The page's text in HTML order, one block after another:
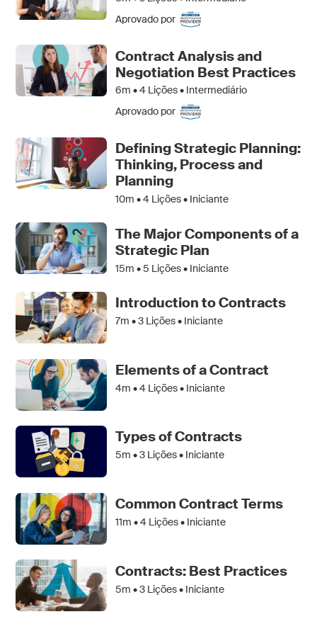
Aprovado por
Contract Analysis and
Negotiation Best Practices
6m •4 Lições • Intermediário
Aprovado por
Defining Strategic Planning:
Thinking, Process and
Planning
10m •4 Lições • Iniciante
The Major Components of a
Strategic Plan
15m •5 Lições • Iniciante
Introduction to Contracts
7m •3 Lições • Iniciante
Elements of a Contract
4m •4 Lições • Iniciante
Types of Contracts
5m •3 Lições • Iniciante
Common Contract Terms
11m •4 Lições • Iniciante
Contracts: Best Practices
5m •3 Lições • Iniciante